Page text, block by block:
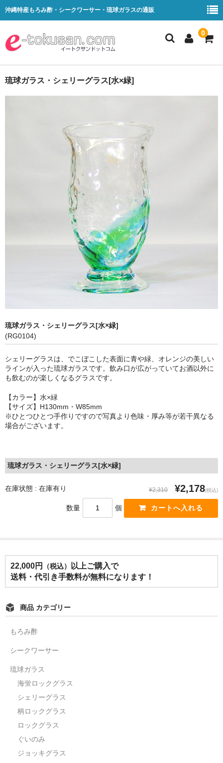
沖縄特産もろみ酢・シークワーサー・琉球ガラスの通販
0
もろみ酢
配送料・お届け方法
ご注文のキャンセル・返品・交換
特定商取引法に基づく表示
琉球ガラス・シェリーグラス[水×緑]
琉球ガラス・シェリーグラス[水×緑]
(RG0104)
シェリーグラスは、でこぼこした表面に青や緑、オレンジの美しい
ラインが入った琉球ガラスです。飲み口が広がっていてお酒以外に
も飲むのが楽しくなるグラスです。
【カラー】水×緑
【サイズ】H130mm・W85mm
※ひとつひとつ手作りですので写真より色味・厚み等が若干異なる
場合がございます。
琉球ガラス・シェリーグラス[水×緑]
在庫状態 : 在庫有り ¥2,310 ¥2,178(税込)
数量 個
22,000円 （税込）
以上ご購入で
送料・代引き手数料が無料になります！
商品 カテゴリー
もろみ酢
シークワーサー
琉球ガラス
海蛍ロックグラス
シェリーグラス
柄ロックグラス
ロックグラス
ぐいのみ
ジョッキグラス